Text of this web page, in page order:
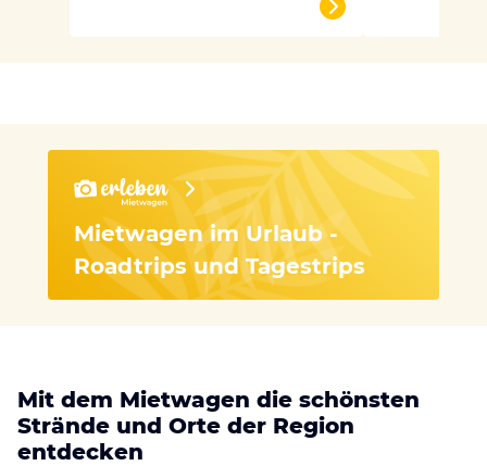
Mietwagen im Urlaub -
Roadtrips und Tagestrips
Mit dem Mietwagen die schönsten
Strände und Orte der Region
entdecken